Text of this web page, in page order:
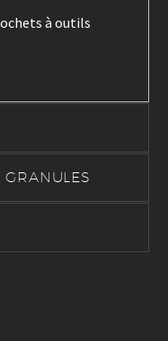
à outils
GRANULES